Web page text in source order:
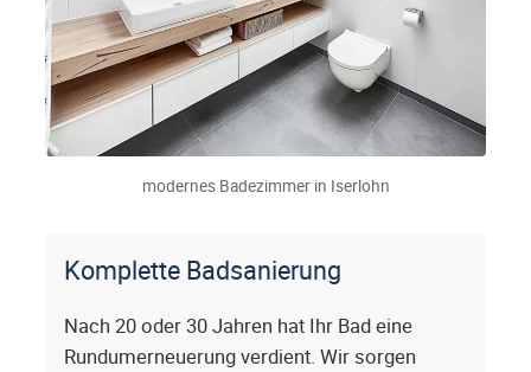
modernes Badezimmer in Iserlohn
Komplette Badsanierung
Nach 20 oder 30 Jahren hat Ihr Bad eine
Rundumerneuerung verdient. Wir sorgen